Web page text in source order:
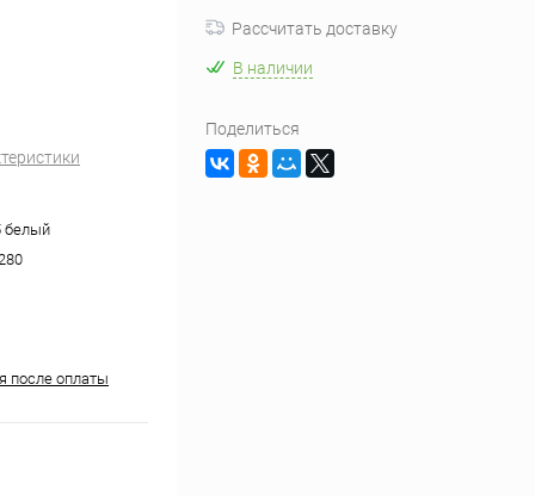
белый
после оплаты
Рассчитать доставку
В наличии
Поделиться